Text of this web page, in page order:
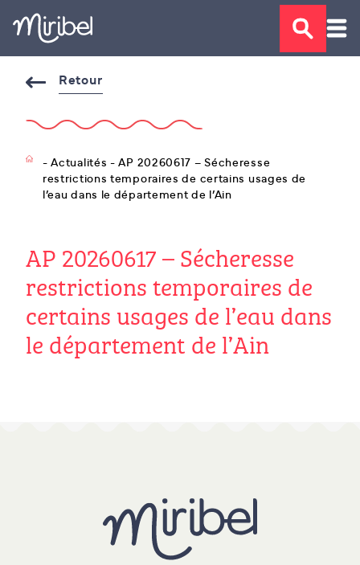
Retour
- Actualités - AP 20260617 – Sécheresse
restrictions temporaires de certains usages de
l’eau dans le département de l’Ain
AP 20260617 – Sécheresse
restrictions temporaires de
certains usages de l’eau dans
le département de l’Ain